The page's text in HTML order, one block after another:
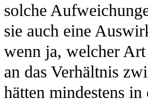
solche
sie auch eine
wenn ja, welcher Art
an das Verhältnis
hätten mindestens